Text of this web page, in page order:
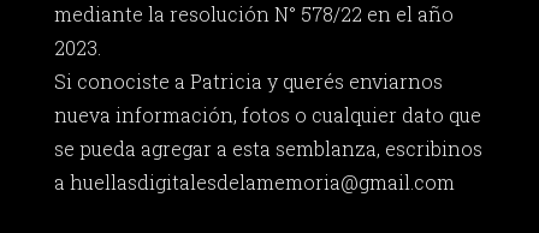
mediante la resolución N° 578/22 en el año
2023.
Si conociste a Patricia y querés enviarnos
nueva información, fotos o cualquier dato que
se pueda agregar a esta semblanza, escribinos
a huellasdigitalesdelamemoria@gmail.com